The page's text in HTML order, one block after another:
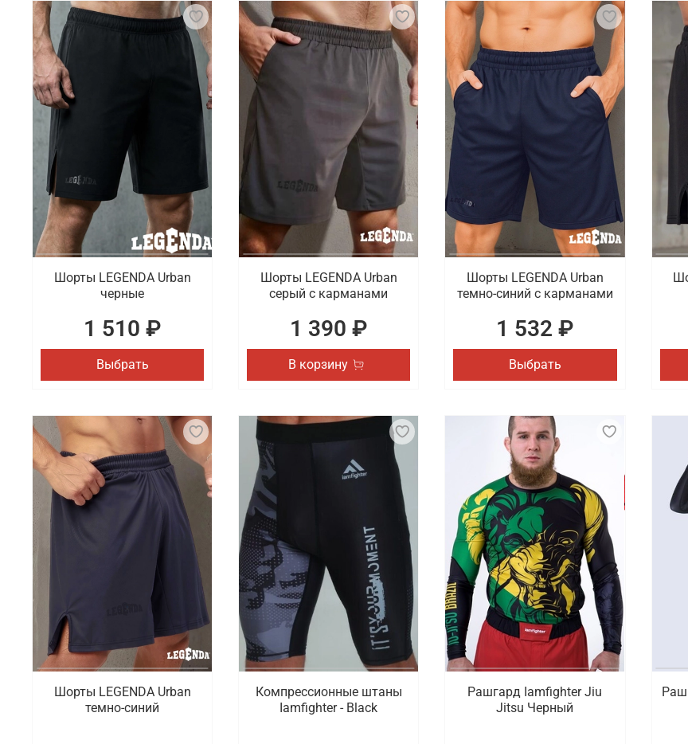
соревнований. Основным элементом является кимоно, выполненное из прочного материала,
популярны рашгарды и компрессионные штаны, которые помогают предотвратить травмы и
Что мы предлагаем на выбор
Для спортсменов, которые занимаются джиу-джитсу, мы подготовили актуальные товары. К ним
укороченные модели и дополненные карманами. Предлагаем профессиональные рашгарды,
Где заказать спортивную одежду и экипировку для BJJ с доставкой во
В интернет-магазине Octagon Shop можно выбрать и купить одежду и экипировку для джиу-джитсу. В
спорта, которые отличаются качественным исполнением. Проводится доставка заказов по Владивостоку.
Шорты LEGENDA Urban
черные
1 510 ₽
Выбрать
Шорты LEGENDA Urban
серый c карманами
1 390 ₽
В корзину
Шорты LEGENDA Urban
темно-синий с карманами
1 532 ₽
Выбрать
Шорты LEGENDA Urban
темно-синий
Компрессионные штаны
Iamfighter - Black
Рашгард Iamfighter Jiu
Jitsu Черный